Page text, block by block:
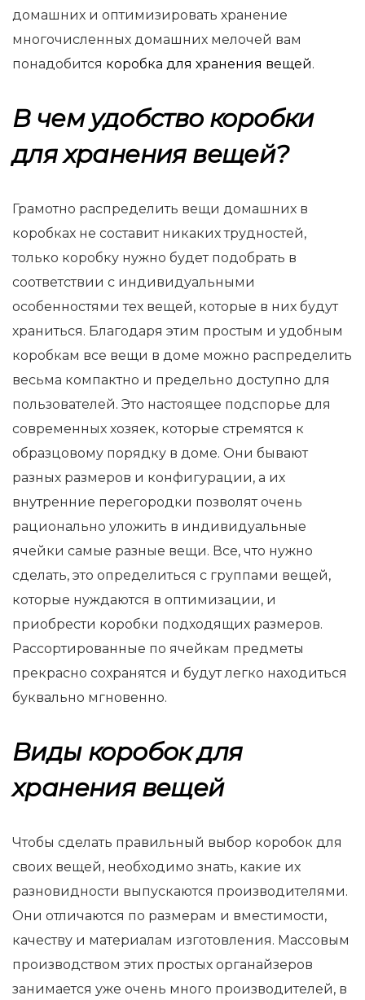
домашних и оптимизировать хранение
многочисленных домашних мелочей вам
понадобится коробка для хранения вещей.
В чем удобство коробки
для хранения вещей?
Грамотно распределить вещи домашних в
коробках не составит никаких трудностей,
только коробку нужно будет подобрать в
соответствии с индивидуальными
особенностями тех вещей, которые в них будут
храниться. Благодаря этим простым и удобным
коробкам все вещи в доме можно распределить
весьма компактно и предельно доступно для
пользователей. Это настоящее подспорье для
современных хозяек, которые стремятся к
образцовому порядку в доме. Они бывают
разных размеров и конфигурации, а их
внутренние перегородки позволят очень
рационально уложить в индивидуальные
ячейки самые разные вещи. Все, что нужно
сделать, это определиться с группами вещей,
которые нуждаются в оптимизации, и
приобрести коробки подходящих размеров.
Рассортированные по ячейкам предметы
прекрасно сохранятся и будут легко находиться
буквально мгновенно.
Виды коробок для
хранения вещей
Чтобы сделать правильный выбор коробок для
своих вещей, необходимо знать, какие их
разновидности выпускаются производителями.
Они отличаются по размерам и вместимости,
качеству и материалам изготовления. Массовым
производством этих простых органайзеров
занимается уже очень много производителей, в